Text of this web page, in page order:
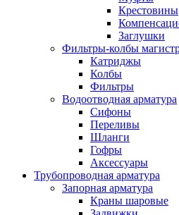
Крестовины
Заглушки
Фильтры-колбы
Катриджы
Колбы
Фильтры
Водоотводная арматура
Сифоны
Переливы
Шланги
Гофры
Аксессуары
Трубопроводная арматура
Запорная арматура
Краны шаровые